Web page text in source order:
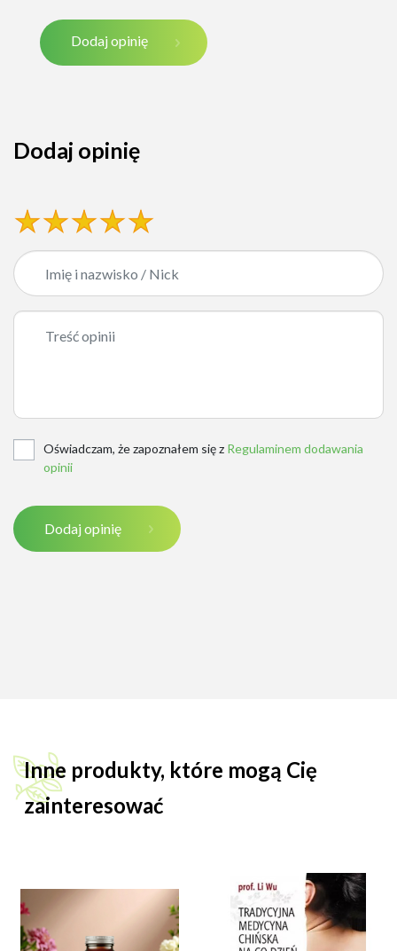
Dodaj opinię
Dodaj opinię
Oświadczam, że zapoznałem się z Regulaminem dodawania
opinii
Dodaj opinię
Inne produkty, które mogą Cię
zainteresować